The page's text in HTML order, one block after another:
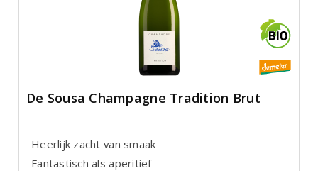
De Sousa Champagne Tradition Brut
Heerlijk zacht van smaak
Fantastisch als aperitief